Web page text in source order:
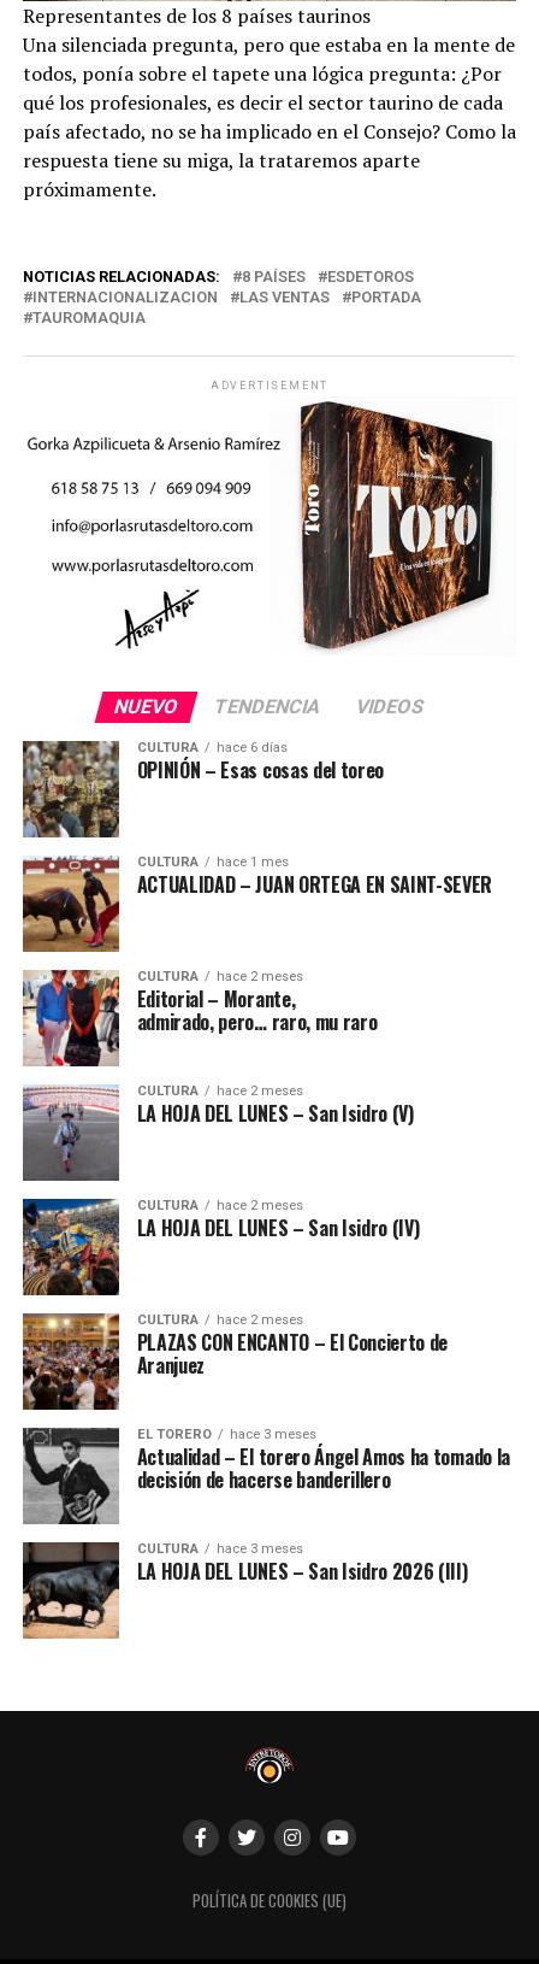
Representantes de los 8 países taurinos
Una silenciada pregunta, pero que estaba en la mente de
todos, ponía sobre el tapete una lógica pregunta: ¿Por
qué los profesionales, es decir el sector taurino de cada
país afectado, no se ha implicado en el Consejo? Como la
respuesta tiene su miga, la trataremos aparte
próximamente.
NOTICIAS RELACIONADAS: 8 PAÍSES
ESDETOROS
INTERNACIONALIZACION
LAS VENTAS
PORTADA
TAUROMAQUIA
ADVERTISEMENT
NUEVO TENDENCIA VIDEOS
CULTURA hace 6 días
OPINIÓN – Esas cosas del toreo
CULTURA hace 1 mes
ACTUALIDAD – JUAN ORTEGA EN SAINT-SEVER
CULTURA hace 2 meses
Editorial – Morante,
admirado, pero… raro, mu raro
CULTURA hace 2 meses
LA HOJA DEL LUNES – San Isidro (V)
CULTURA hace 2 meses
LA HOJA DEL LUNES – San Isidro (IV)
CULTURA hace 2 meses
PLAZAS CON ENCANTO – El Concierto de
Aranjuez
EL TORERO hace 3 meses
Actualidad – El torero Ángel Amos ha tomado la
decisión de hacerse banderillero
CULTURA hace 3 meses
LA HOJA DEL LUNES – San Isidro 2026 (III)
POLÍTICA DE COOKIES (UE)